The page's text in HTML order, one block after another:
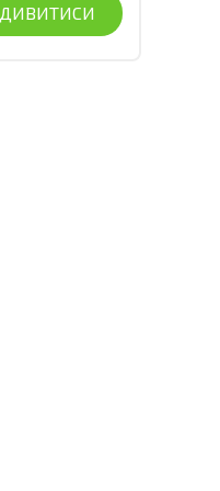
ДИВИТИСИ